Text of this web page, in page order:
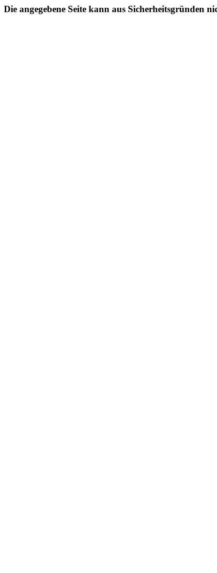
Die angegebene Seite kann aus Sicherheitsgründen